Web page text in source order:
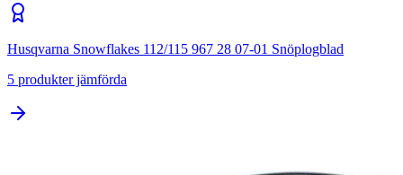
Husqvarna Snowflakes 112/115 967 28 07-01 Snöplogblad
5 produkter jämförda